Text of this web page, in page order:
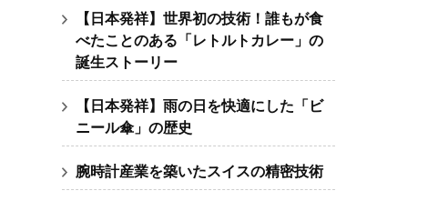
【日本発祥】世界初の技術！誰もが食
べたことのある「レトルトカレー」の
誕生ストーリー
【日本発祥】雨の日を快適にした「ビ
ニール傘」の歴史
腕時計産業を築いたスイスの精密技術